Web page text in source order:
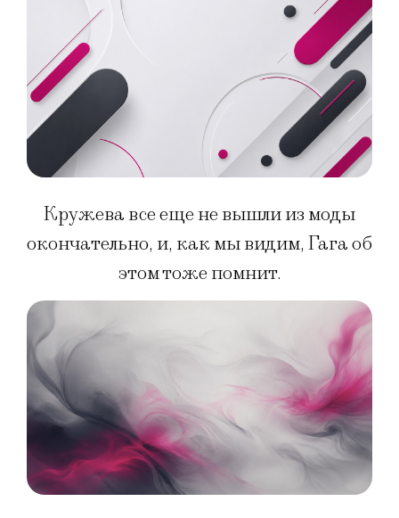
Кружева все еще не вышли из моды
окончательно, и, как мы видим, Гага об
этом тоже помнит.